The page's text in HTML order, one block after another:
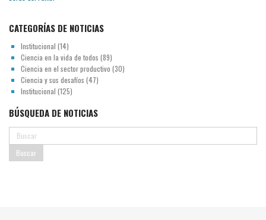
CATEGORÍAS DE NOTICIAS
Institucional (14)
Ciencia en la vida de todos (89)
Ciencia en el sector productivo (30)
Ciencia y sus desafíos (47)
Institucional (125)
BÚSQUEDA DE NOTICIAS